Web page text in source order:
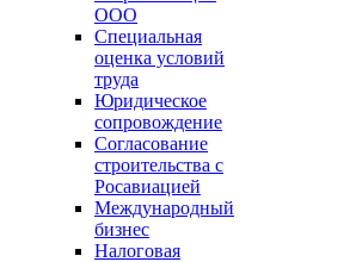
ООО
Специальная
оценка условий
труда
Юридическое
сопровождение
Согласование
строительства с
Росавиацией
Международный
бизнес
Налоговая